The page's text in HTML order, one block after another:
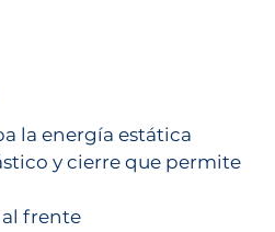
la energía estática
y cierre que permite
frente